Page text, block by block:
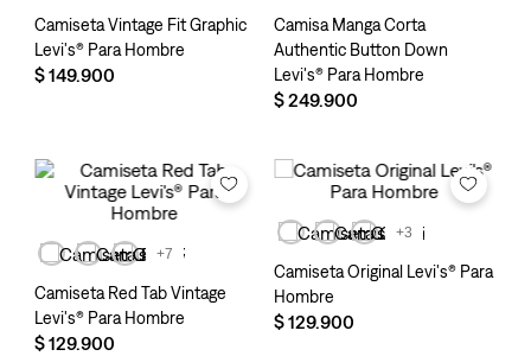
Camiseta Vintage Fit Graphic
Levi's® Para Hombre
$149.900
Camisa Manga Corta
Authentic Button Down
Levi's® Para Hombre
$249.900
+7
Camiseta Red Tab Vintage
Levi's® Para Hombre
$129.900
+3
Camiseta Original Levi's® Para
Hombre
$129.900